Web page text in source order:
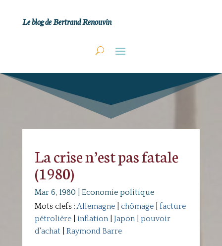
Le blog de Bertrand Renouvin
La crise n’est pas fatale
(1980)
Mar 6, 1980
Economie politique
Mots clefs :Allemagne| chômage| facture
pétrolière| inflation| Japon| pouvoir
d'achat| Raymond Barre